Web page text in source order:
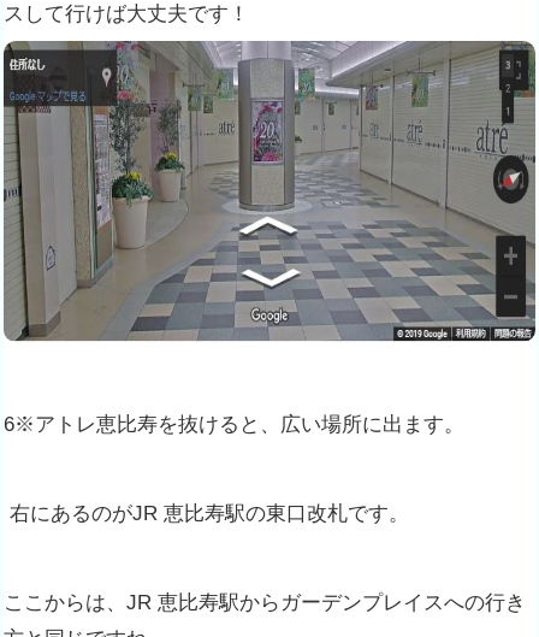
スして行けば大丈夫です！
6※アトレ恵比寿を抜けると、広い場所に出ます。
右にあるのがJR 恵比寿駅の東口改札です。
ここからは、JR 恵比寿駅からガーデンプレイスへの行き